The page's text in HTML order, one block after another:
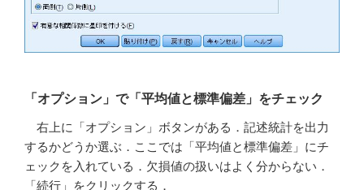
「オプション」で「平均値と標準偏差」をチェック
右上に「オプション」ボタンがある．記述統計を出力
するかどうか選ぶ．ここでは「平均値と標準偏差」にチ
ェックを入れている．欠損値の扱いはよく分からない．
「続行」をクリックする．